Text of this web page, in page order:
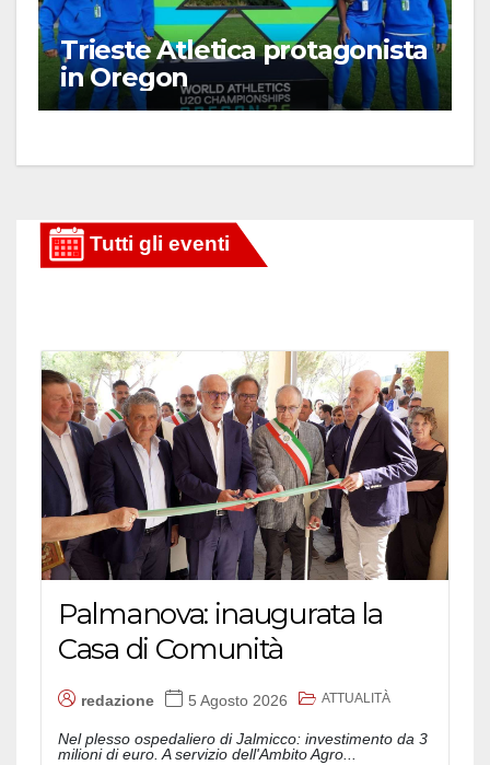
Trieste Atletica protagonista
in Oregon
Palmanova: inaugurata la
Casa di Comunità
redazione 5 Agosto 2026 ATTUALITÀ
Nel plesso ospedaliero di Jalmicco: investimento da 3
milioni di euro. A servizio dell'Ambito Agro...